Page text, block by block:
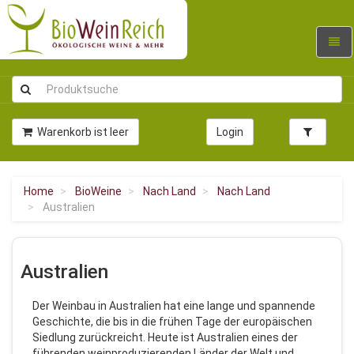
Warenkorb ist leer Login
Home BioWeine Nach Land
Nach Land
Australien
Australien
Der Weinbau in Australien hat eine lange und spannende
Geschichte, die bis in die frühen Tage der europäischen
Siedlung zurückreicht. Heute ist Australien eines der